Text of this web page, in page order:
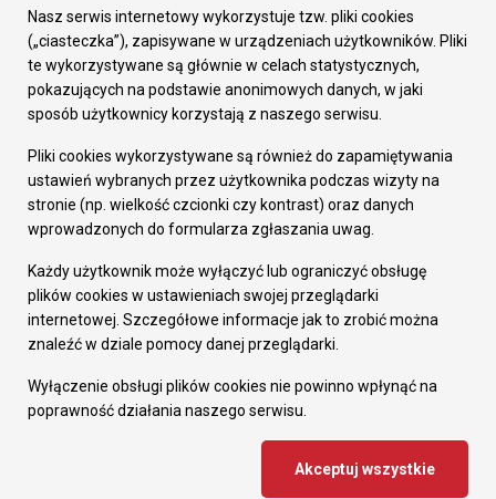
Załatw sprawę
Prezydent Miasta
Rada Miasta
Wydziały
Elektroniczna Skrzynka Podawcza
Gospodarka
Fundusze europejskie
Środki krajowe
Oferty inwestycyjne
Pozostałe
Deklaracja dostępności
Dane osobowe
Dodaj opinię o witrynie
Nasz serwis internetowy wykorzystuje tzw. pliki cookies
(„ciasteczka”), zapisywane w urządzeniach użytkowników. Pliki
te wykorzystywane są głównie w celach statystycznych,
pokazujących na podstawie anonimowych danych, w jaki
sposób użytkownicy korzystają z naszego serwisu.
Pliki cookies wykorzystywane są również do zapamiętywania
ustawień wybranych przez użytkownika podczas wizyty na
stronie (np. wielkość czcionki czy kontrast) oraz danych
wprowadzonych do formularza zgłaszania uwag.
Każdy użytkownik może wyłączyć lub ograniczyć obsługę
plików cookies w ustawieniach swojej przeglądarki
internetowej. Szczegółowe informacje jak to zrobić można
znaleźć w dziale pomocy danej przeglądarki.
Wyłączenie obsługi plików cookies nie powinno wpłynąć na
poprawność działania naszego serwisu.
Akceptuj wszystkie